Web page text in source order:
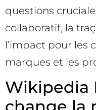
questions
collaboratif, la
l’impact pour les
marques et les
Wikipedia